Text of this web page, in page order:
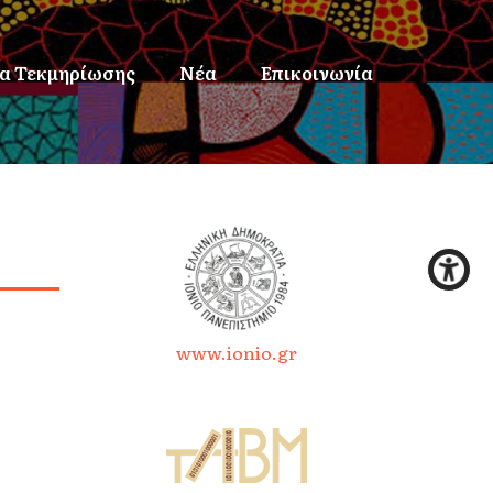
Τεκμηρίωσης Νέα Επικοινωνία
www.ionio.gr